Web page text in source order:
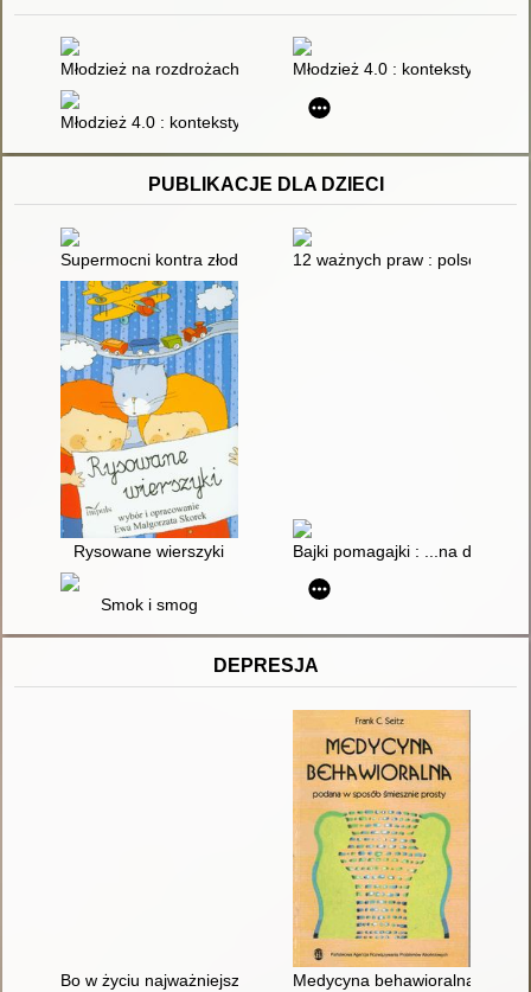
Młodzież na rozdrożach dróg - pomiędzy Pol'and' Rock
Młodzież 4.0 : konteksty
Młodzież 4.0 : konteksty rozwoju psychoseksualnego : praca
PUBLIKACJE DLA DZIECI
Supermocni kontra złodzieje zdrowia : kompendium wiedzy
12 ważnych praw : polscy
Rysowane wierszyki Bajki pomagajki : ...na dobry
Smok i smog
DEPRESJA
Bo w życiu najważniejsza jest Twoja odpowiedź" : scenariusz
Medycyna behawioralna